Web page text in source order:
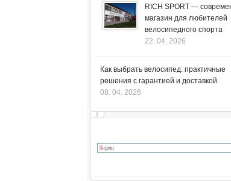
RICH SPORT —
магазин для любителей
велосипедного спорта
22. 04. 2026
Как выбрать велосипед: практичные
решения с гарантией и доставкой
08. 04. 2026